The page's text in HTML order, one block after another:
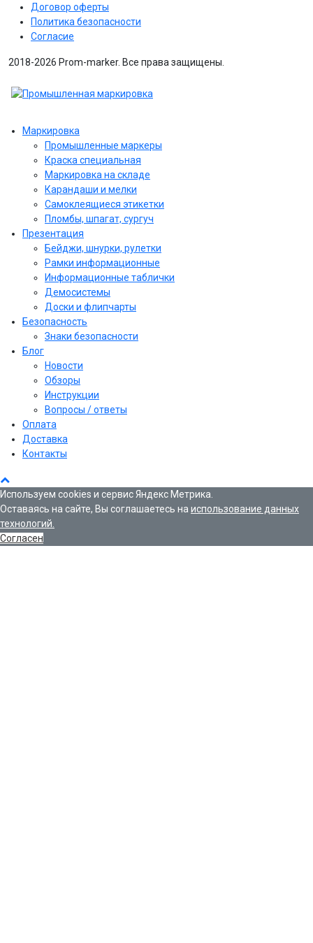
Договор оферты
Политика безопасности
Согласие
2018-2026 Prom-marker. Все права защищены.
Маркировка
Промышленные маркеры
Краска специальная
Маркировка на складе
Карандаши и мелки
Самоклеящиеся этикетки
Пломбы, шпагат, сургуч
Презентация
Бейджи, шнурки, рулетки
Рамки информационные
Информационные таблички
Демосистемы
Доски и флипчарты
Безопасность
Знаки безопасности
Блог
Новости
Обзоры
Инструкции
Вопросы / ответы
Оплата
Доставка
Контакты
Используем cookies и сервис Яндекс Метрика.
Оставаясь на сайте, Вы соглашаетесь наиспользование данных
технологий.
Согласен